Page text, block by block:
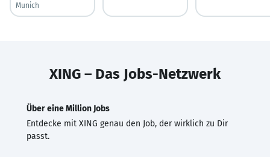
Munich
XING – Das Jobs-Netzwerk
Über eine Million Jobs
Entdecke mit XING genau den Job, der wirklich zu Dir
passt.